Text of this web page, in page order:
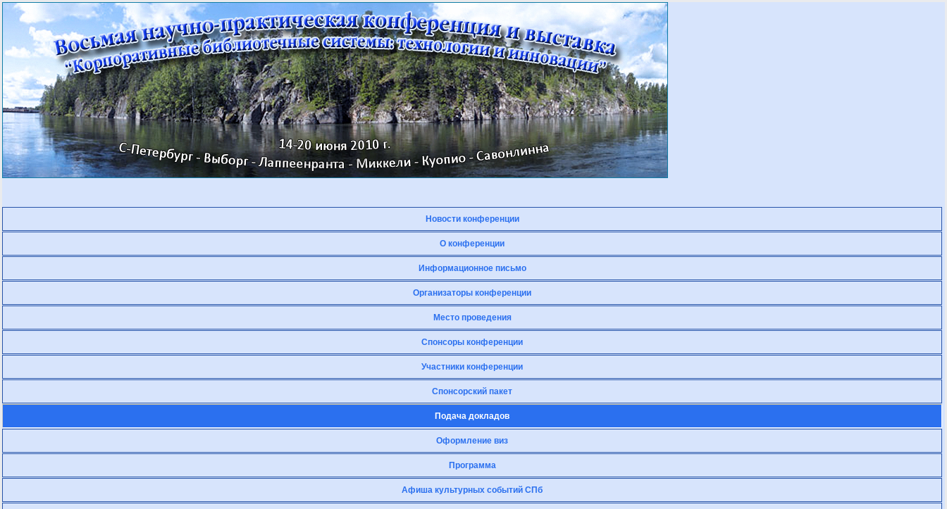
Новости конференции
О конференции
Информационное письмо
Организаторы конференции
Место проведения
Спонсоры конференции
Участники конференции
Спонсорский пакет
Подача докладов
Оформление виз
Программа
Афиша культурных событий СПб